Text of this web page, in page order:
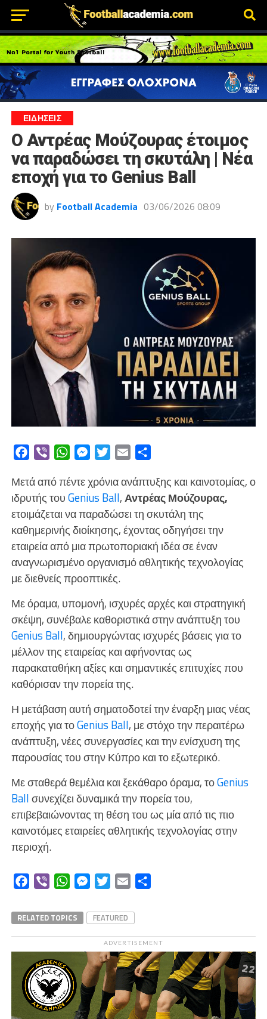
ΕΙΔΗΣΕΙΣ
Ο Αντρέας Μούζουρας έτοιμος
να παραδώσει τη σκυτάλη | Νέα
εποχή για το Genius Ball
by Football Academia 03/06/2026 08:09
Facebook
Viber WhatsAppMessengerTwitterEmail
Μετά από πέντε χρόνια ανάπτυξης και καινοτομίας, ο
ιδρυτής τουGenius Ball,Αντρέας Μούζουρας,
ετοιμάζεται να παραδώσει τη σκυτάλη της
καθημερινής διοίκησης, έχοντας οδηγήσει την
εταιρεία από μια πρωτοποριακή ιδέα σε έναν
αναγνωρισμένο οργανισμό αθλητικής τεχνολογίας
με διεθνείς προοπτικές.
Με όραμα, υπομονή, ισχυρές αρχές και στρατηγική
σκέψη, συνέβαλε καθοριστικά στην ανάπτυξη του
Genius Ball, δημιουργώντας ισχυρές βάσεις για το
μέλλον της εταιρείας και αφήνοντας ως
παρακαταθήκη αξίες και σημαντικές επιτυχίες που
καθόρισαν την πορεία της.
Η μετάβαση αυτή σηματοδοτεί την έναρξη μιας νέας
εποχής για τοGenius Ball, με στόχο την περαιτέρω
ανάπτυξη, νέες συνεργασίες και την ενίσχυση της
παρουσίας του στην Κύπρο και το εξωτερικό.
Με σταθερά θεμέλια και ξεκάθαρο όραμα, τοGenius
Ballσυνεχίζει δυναμικά την πορεία του,
επιβεβαιώνοντας τη θέση του ως μία από τις πιο
καινοτόμες εταιρείες αθλητικής τεχνολογίας στην
περιοχή.
Facebook
Viber WhatsAppMessengerTwitterEmail
RELATED TOPICS FEATURED
ADVERTISEMENT